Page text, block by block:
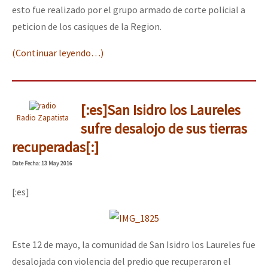
esto fue realizado por el grupo armado de corte policial a
peticion de los casiques de la Region.
(Continuar leyendo…)
Radio Zapatista
[:es]San Isidro los Laureles
sufre desalojo de sus tierras
recuperadas[:]
DateFecha: 13 May 2016
[:es]
Este 12 de mayo, la comunidad de San Isidro los Laureles fue
desalojada con violencia del predio que recuperaron el